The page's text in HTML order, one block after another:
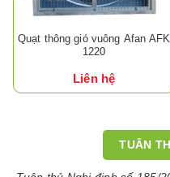
Quạt thông gió vuông Afan AFK
1220
Liên hệ
TUÂN